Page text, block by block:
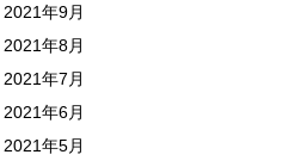
2021年9月
2021年8月
2021年7月
2021年6月
2021年5月